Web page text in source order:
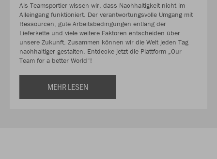
Als Teamsportler wissen wir, dass Nachhaltigkeit nicht im
Alleingang funktioniert. Der verantwortungsvolle Umgang mit
Ressourcen, gute Arbeitsbedingungen entlang der
Lieferkette und viele weitere Faktoren entscheiden über
unsere Zukunft. Zusammen können wir die Welt jeden Tag
nachhaltiger gestalten. Entdecke jetzt die Plattform „Our
Team for a better World“!
MEHR LESEN